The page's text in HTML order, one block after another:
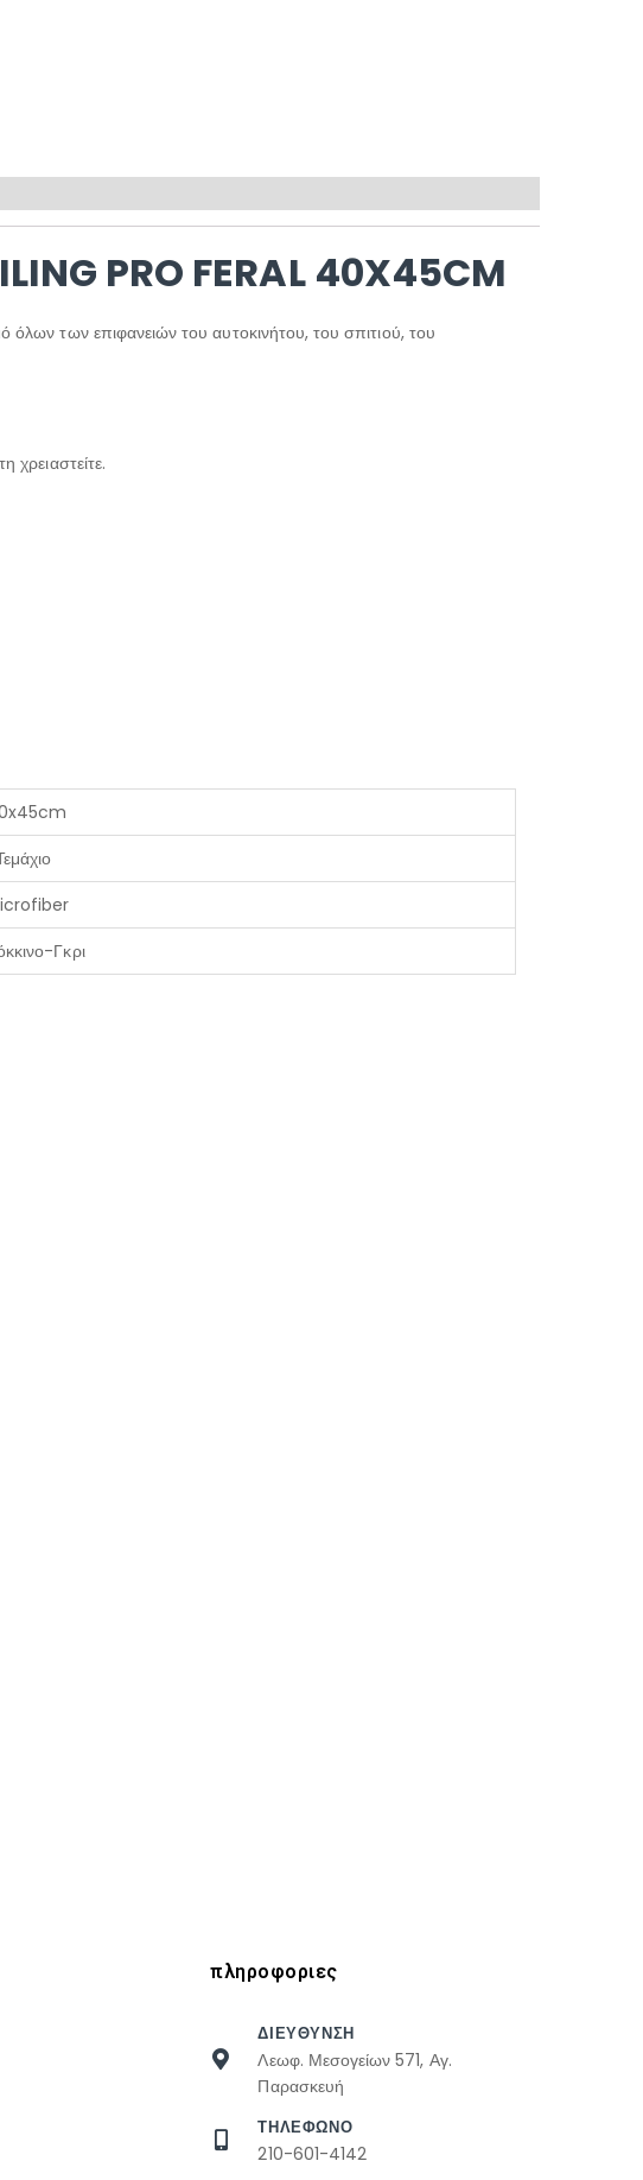
PRO FERAL 40X45CM
των επιφανειών του αυτοκινήτου, του σπιτιού, του
χρειαστείτε.
Γκρι
πληροφοριες
ΔΙΕΥΘΥΝΣΗ
Λεωφ. Μεσογείων 571, Αγ.
Παρασκευή
ΤΗΛΕΦΩΝΟ
210-601-4142